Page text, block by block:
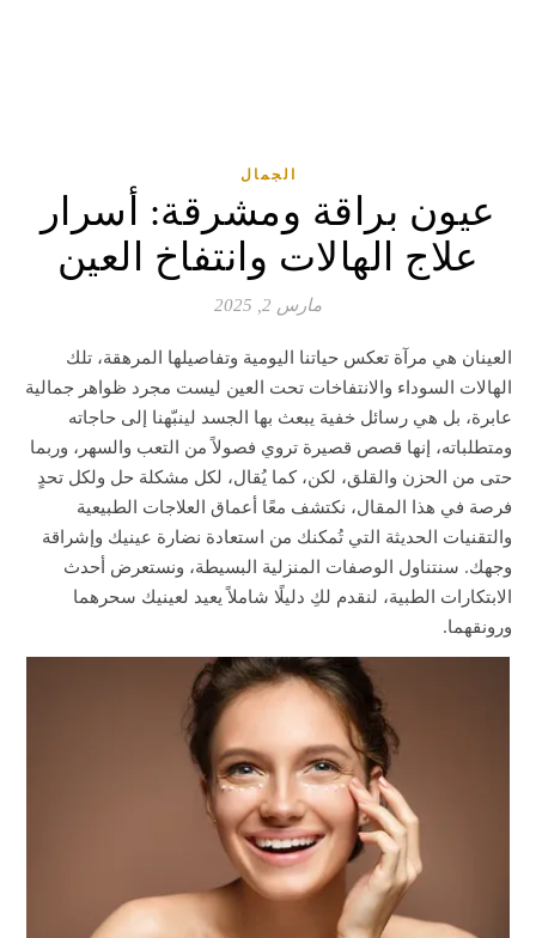
الجمال
عيون براقة ومشرقة: أسرار
علاج الهالات وانتفاخ العين
مارس 2, 2025
العينان هي مرآة تعكس حياتنا اليومية وتفاصيلها المرهقة، تلك
الهالات السوداء والانتفاخات تحت العين ليست مجرد ظواهر جمالية
عابرة، بل هي رسائل خفية يبعث بها الجسد لينبّهنا إلى حاجاته
ومتطلباته، إنها قصص قصيرة تروي فصولاً من التعب والسهر، وربما
حتى من الحزن والقلق، لكن، كما يُقال، لكل مشكلة حل ولكل تحدٍ
فرصة في هذا المقال، نكتشف معًا أعماق العلاجات الطبيعية
والتقنيات الحديثة التي تُمكنك من استعادة نضارة عينيك وإشراقة
وجهك. سنتناول الوصفات المنزلية البسيطة، ونستعرض أحدث
الابتكارات الطبية، لنقدم لكِ دليلًا شاملاً يعيد لعينيك سحرهما
ورونقهما.